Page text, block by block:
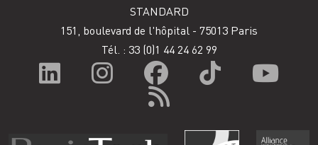
STANDARD
151, boulevard de l'hôpital - 75013 Paris
Tél. : 33 (0)1 44 24 62 99